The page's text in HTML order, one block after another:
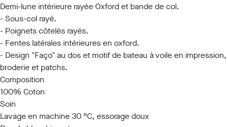
Demi-lune intérieure rayée Oxford et bande de col.
- Sous-col rayé.
- Poignets côtelés rayés.
- Fentes latérales intérieures en oxford.
- Design "Faço" au dos et motif de bateau à voile en impression,
broderie et patchs.
Composition
100% Coton
Soin
Lavage en machine 30 °C, essorage doux